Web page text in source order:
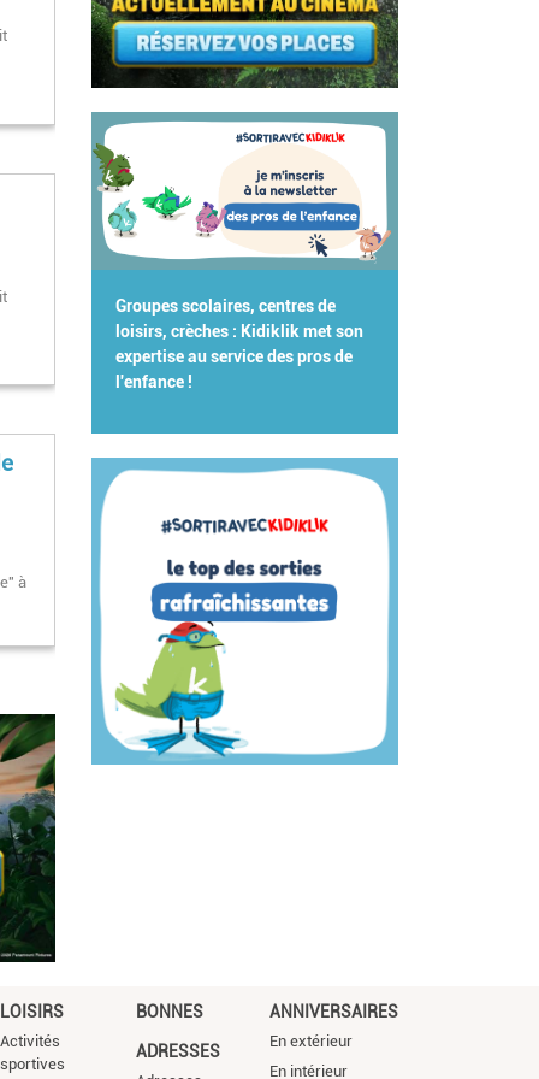
à
Groupes scolaires, centres de
loisirs, crèches : Kidiklik met son
expertise au service des pros de
l'enfance !
LOISIRS
Activités
sportives
BONNES
ADRESSES
ANNIVERSAIRES
En extérieur
En intérieur